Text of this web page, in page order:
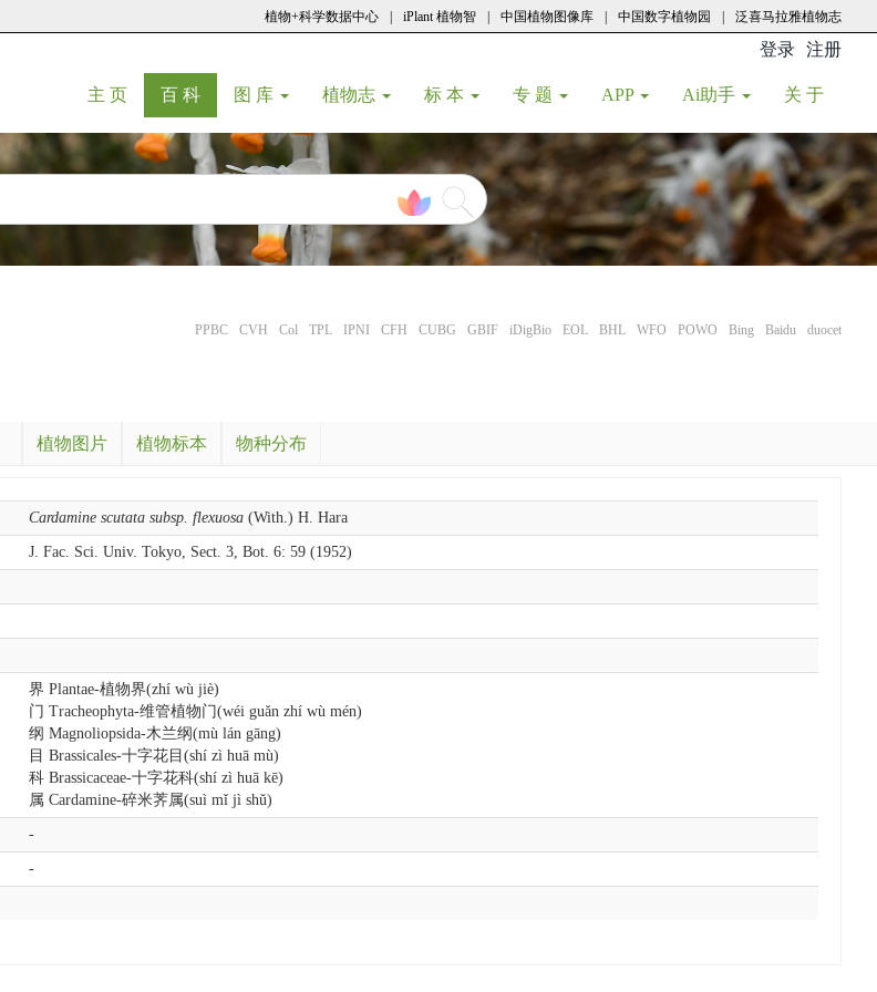
植物+科学数据中心 iPlant 植物智 中国植物图像库 中国数字植物园 泛喜马拉雅植物志
登录 注册
主 页(current)
百 科(current)
图 库 植物志 标 本 专 题 APP Ai助手 关 于
PPBC CVH Col TPL IPNI CFH CUBG GBIF iDigBio EOL BHL WFO POWO Bing Baidu duocet
植物图片 植物标本 物种分布
Cardamine scutata subsp. flexuosa (With.) H. Hara
J. Fac. Sci. Univ. Tokyo, Sect. 3, Bot. 6: 59 (1952)
界 Plantae-植物界(zhí wù jiè)
门 Tracheophyta-维管植物门(wéi guǎn zhí wù mén)
纲 Magnoliopsida-木兰纲(mù lán gāng)
目 Brassicales-十字花目(shí zì huā mù)
科 Brassicaceae-十字花科(shí zì huā kē)
属 Cardamine-碎米荠属(suì mǐ jì shǔ)
-
-